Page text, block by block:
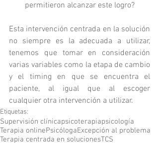
permitieron alcanzar este logro?
Esta intervención centrada en la solución
no siempre es la adecuada a utilizar,
tenemos que tomar en consideración
varias variables como la etapa de cambio
y el timing en que se encuentra el
paciente, al igual que al escoger
cualquier otra intervención a utilizar.
Etiquetas:
Supervisión clínicapsicoterapiapsicología
Terapia onlinePsicólogaExcepción al problema
Terapia centrada en solucionesTCS